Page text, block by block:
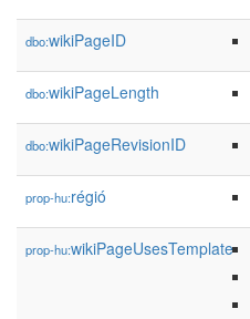
dbo:wikiPageID
dbo:wikiPageLength
dbo:wikiPageRevisionID
prop-hu:régió
prop-hu:wikiPageUsesTemplate